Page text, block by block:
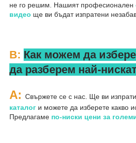
не го решим. Нашият професионален
видео ще ви бъдат изпратени
В: Как можем да
да разберем най-
A: Свържете се с нас. Ще ви
каталог и можете да изберете какво
Предлагаме по-ниски цени за